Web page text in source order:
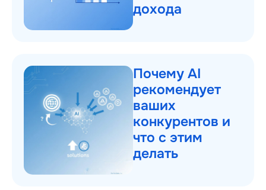
дохода
Почему AI
рекомендует
ваших
конкурентов и
что с этим
делать